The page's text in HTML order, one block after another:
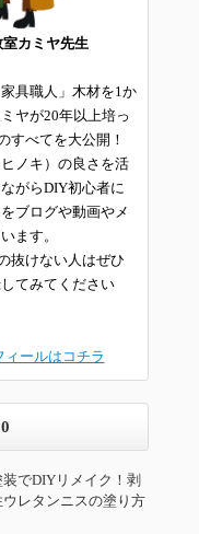
カミヤ先生
家具職人」木材を1か
ヤが20年以上培っ
すべてを大公開！
ノキ）の良さを活
がらDIY初心者に
ブログや動画やメ
ます。
抜けない人はぜひ
てみてください
ィールはコチラ
でDIYリメイク！剥
レタンニスの塗り方